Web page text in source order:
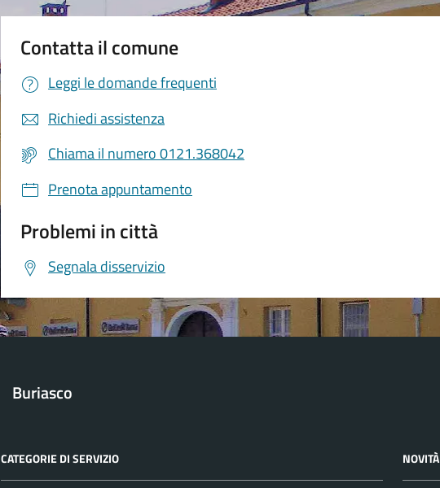
Contatta il comune
Leggi le domande frequenti
Richiedi assistenza
Chiama il numero 0121.368042
Prenota appuntamento
Problemi in città
Segnala disservizio
Buriasco
CATEGORIE DI SERVIZIO NOVITÀ